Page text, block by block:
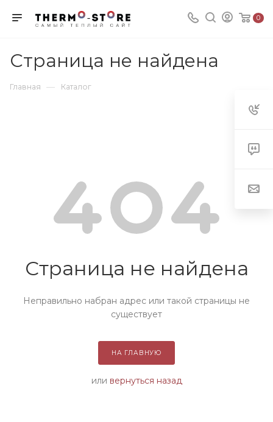
0
Страница не найдена
Главная — Каталог
Страница не найдена
Неправильно набран адрес или такой страницы не
существует
НА ГЛАВНУЮ
или вернуться назад